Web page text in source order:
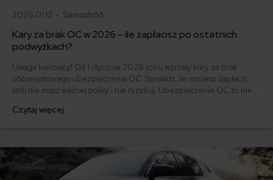
2026.01.12 • Samochód
Kary za brak OC w 2026 – ile zapłacisz po ostatnich
podwyżkach?
Uwaga kierowcy! Od 1 stycznia 2026 roku wzrosły kary za brak
obowiązkowego ubezpieczenia OC. Sprawdź, ile możesz zapłacić,
jeśli nie masz ważnej polisy i nie ryzykuj. Ubezpieczenie OC to nie
ruchu drogowego.
Czytaj więcej